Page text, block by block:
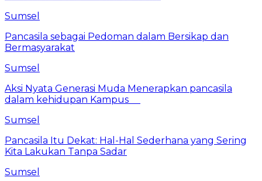
Sumsel
Pancasila sebagai Pedoman dalam Bersikap dan
Bermasyarakat
Sumsel
Aksi Nyata Generasi Muda Menerapkan pancasila
dalam kehidupan Kampus
Sumsel
Pancasila Itu Dekat: Hal-Hal Sederhana yang Sering
Kita Lakukan Tanpa Sadar
Sumsel